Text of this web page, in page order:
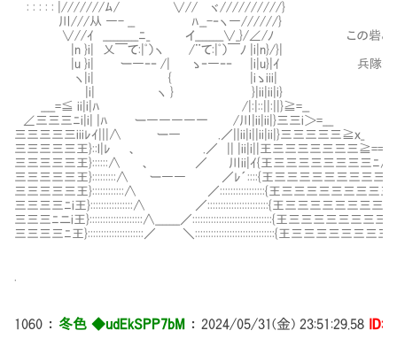
: : : : : |///////ﾑ/ ∨//Ⅵヾ//////////}
川///从 ―- __ Ⅵﾊ__-‐ヽ―//////}
∨//ｲ __________ﾆ_ イ________∨_}/∠/ﾉ この砦とその街
|n }i| 乂￣て:|ﾟ）ヽ /¨て:|ﾟ）￣ﾉ |i|n}/}|
|u }i| ー―‐‐ /| ゝ‐―‐‐ |i|u}|ｲ 兵隊や関係者が集ま
ヽ|i| { |iゝiii|
|i| ヽ } }|ii|ii|i}
____=≦ ii|i|ﾊ /|:|::||:||}≧=__
∠三三三ﾆi|i| |ﾊ ー――――一 /川|ii|ii|}三三i＞=___
三三三三三iiiﾚｲ|||∧ ー― .／||ii|i||ii|ii|}三三三三三≧ｘ_
三三三三三王}::l|ﾚ 、 .／ || |ii|i||王三三三三三三三≧==_
三三三三三王}::::::∧ 、 ／ 川ii|ｲ{王三三三三三三三三ﾆ∧
三三三三三王}:::::::::∧ ー―― ／ﾚ´::::{王三三三三三三三三三∧
三三三三三王}::::::::::::∧ ／:::::::::::::::::{王三三三三三三三三
三三三三ﾆi王}::::::::::::::::∧ ／:::::::::::::::::::::::{王三三三三三三三三
三三三ﾆニi王}::::::::::::::::::::∧_______／::::::::::::::::::::::::::::::{王三三三三三三三
三三三三ﾆ王}:::::::::::::::::::::／ ＼::::::::::::::::::::::::::::::{王三三三三三三三
1060 ： 冬色 ◆udEkSPP7bM ： 2024/05/31(金) 23:51:29.58